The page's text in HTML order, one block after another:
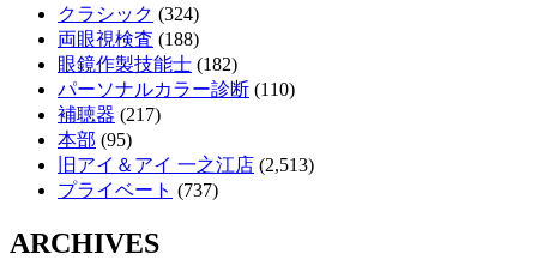
クラシック (324)
両眼視検査 (188)
眼鏡作製技能士 (182)
パーソナルカラー診断 (110)
補聴器 (217)
本部 (95)
旧アイ＆アイ 一之江店 (2,513)
プライベート (737)
ARCHIVES